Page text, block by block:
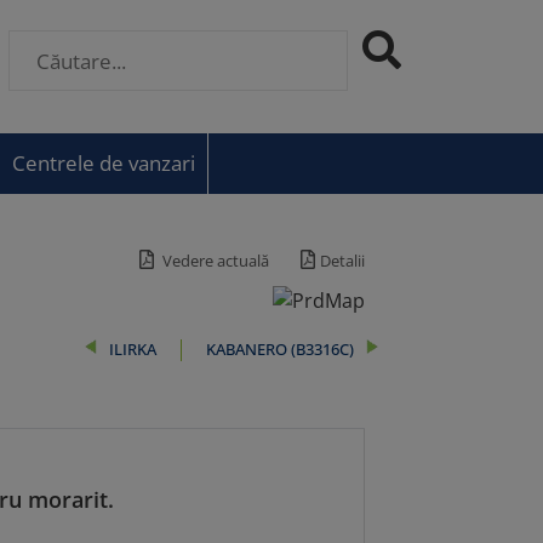
Centrele de vanzari
Vedere actuală Detalii
KABANERO (B3316C)
ILIRKA
morarit.